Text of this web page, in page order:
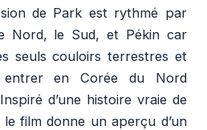
de Park est rythmé par
Nord, le Sud, et Pékin car
seuls couloirs terrestres et
entrer en Corée du Nord
d’une histoire vraie de
film donne un aperçu d’un